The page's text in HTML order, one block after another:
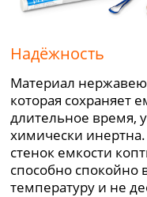
Надёжность
Материал
которая сохраняет
длительное время,
химически
стенок емкости
способно
температуру и не